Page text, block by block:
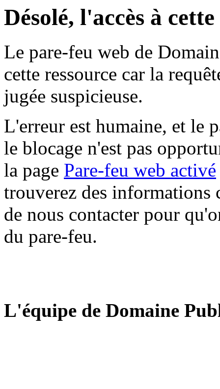
Désolé, l'accès à
Le pare-feu web de
cette ressource car la
jugée suspicieuse.
L'erreur est humaine, et le
le blocage n'est pas
la page Pare-feu web activé
trouverez des informations
de nous contacter pour
du pare-feu.
L'équipe de Domaine